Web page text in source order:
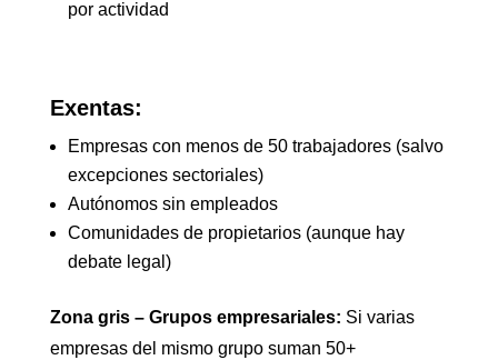
por actividad
Exentas:
Empresas con menos de 50 trabajadores (salvo
excepciones sectoriales)
Autónomos sin empleados
Comunidades de propietarios (aunque hay
debate legal)
Zona gris – Grupos empresariales: Si varias
empresas del mismo grupo suman 50+